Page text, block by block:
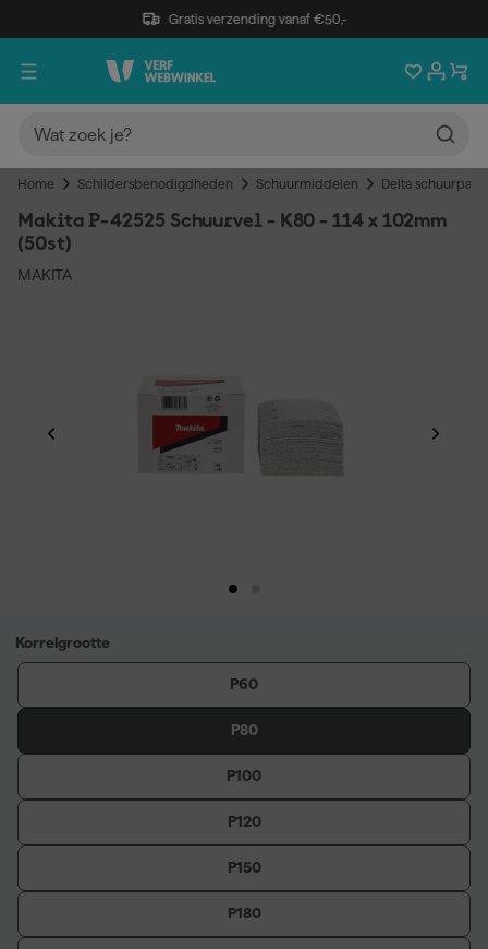
Gratis verzending vanaf €50,-
Home Schildersbenodigdheden Schuurmiddelen Delta
Makita P-42525 Schuurvel - K80 - 114 x 102mm
(50st)
MAKITA
Korrelgrootte
P60
P80
P100
P120
P150
P180